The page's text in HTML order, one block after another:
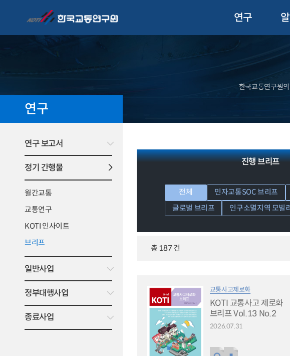
연구
한국교통연구원
연구
연구 보고서
정기 간행물
월간교통
교통연구
KOTI 인사이트
브리프
일반사업
정부대행사업
종료사업
진행 브리프
전체 민자교통SOC 브리프
글로벌 브리프
인구소멸지역 모빌
총 187 건
교통사고제로화
KOTI 교통사고 제로화
브리프 Vol.13 No.2
2026.07.31